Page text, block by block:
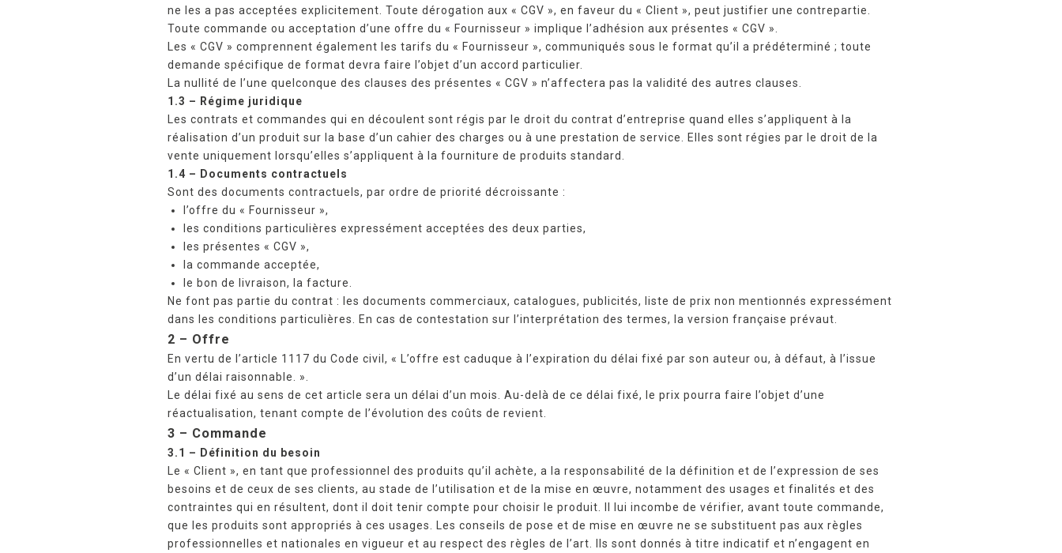
ne les a pas acceptées explicitement. Toute dérogation aux « CGV », en faveur du « Client », peut justifier une contrepartie.
Toute commande ou acceptation d’une offre du « Fournisseur » implique l’adhésion aux présentes « CGV ».
Les « CGV » comprennent également les tarifs du « Fournisseur », communiqués sous le format qu’il a prédéterminé ; toute
demande spécifique de format devra faire l’objet d’un accord particulier.
La nullité de l’une quelconque des clauses des présentes « CGV » n’affectera pas la validité des autres clauses.
1.3 – Régime juridique
Les contrats et commandes qui en découlent sont régis par le droit du contrat d’entreprise quand elles s’appliquent à la
réalisation d’un produit sur la base d’un cahier des charges ou à une prestation de service. Elles sont régies par le droit de la
vente uniquement lorsqu’elles s’appliquent à la fourniture de produits standard.
1.4 – Documents contractuels
Sont des documents contractuels, par ordre de priorité décroissante :
l’offre du « Fournisseur »,
les conditions particulières expressément acceptées des deux parties,
les présentes « CGV »,
la commande acceptée,
le bon de livraison, la facture.
Ne font pas partie du contrat : les documents commerciaux, catalogues, publicités, liste de prix non mentionnés expressément
dans les conditions particulières. En cas de contestation sur l’interprétation des termes, la version française prévaut.
2 – Offre
En vertu de l’article 1117 du Code civil, « L’offre est caduque à l’expiration du délai fixé par son auteur ou, à défaut, à l’issue
d’un délai raisonnable. ».
Le délai fixé au sens de cet article sera un délai d’un mois. Au-delà de ce délai fixé, le prix pourra faire l’objet d’une
réactualisation, tenant compte de l’évolution des coûts de revient.
3 – Commande
3.1 – Définition du besoin
Le « Client », en tant que professionnel des produits qu’il achète, a la responsabilité de la définition et de l’expression de ses
besoins et de ceux de ses clients, au stade de l’utilisation et de la mise en œuvre, notamment des usages et finalités et des
contraintes qui en résultent, dont il doit tenir compte pour choisir le produit. Il lui incombe de vérifier, avant toute commande,
que les produits sont appropriés à ces usages. Les conseils de pose et de mise en œuvre ne se substituent pas aux règles
professionnelles et nationales en vigueur et au respect des règles de l’art. Ils sont donnés à titre indicatif et n’engagent en